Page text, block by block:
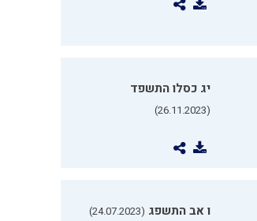
יג כסלו התשפד
(26.11.2023)
ו אב התשפג (24.07.2023)